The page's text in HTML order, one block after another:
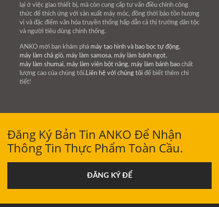
lại ở việc giao thiết bị, mà còn cung cấp tư vấn điều chỉnh công
thức để thích ứng với sản xuất máy móc, đồng thời bảo tồn hương
vị và đặc điểm văn hóa truyền thống hấp dẫn cả thị trường dân tộc
và người tiêu dùng chính thống.
ANKO mời bạn khám phá máy tạo hình và bao bọc tự động,
máy làm chả giò, máy làm samosa, máy làm bánh ngọt,
máy làm shumai, máy làm viên bột năng, máy làm bánh bao chất
lượng cao của chúng tôi.Liên hệ với chúng tôi để biết thêm chi
tiết!
Đăng Ký Bản Tin ANKO Để Nhận
Thông Tin Thực Phẩm Toàn Cầu.
ĐĂNG KÝ ĐỂ